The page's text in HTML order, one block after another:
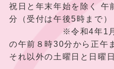
祝日と年末年始を除く 午
分（受付は午後5時まで）
※令和4年1月から
の午前８時30分から正午
それ以外の土曜日と日曜